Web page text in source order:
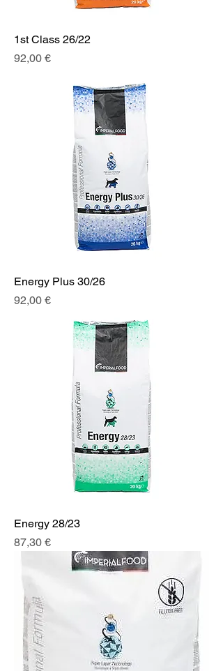
1st Class 26/22
Prix
92,00 €
Energy Plus 30/26
Prix
92,00 €
Energy 28/23
Prix
87,30 €